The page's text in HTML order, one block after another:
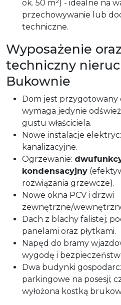
ok. 50 m²) - idealne na
przechowywanie lub
techniczne.
Wyposażenie
techniczny
Bukownie
Dom jest przygotowany
wymaga jedynie
gustu właściciela.
Nowe instalacje
kanalizacyjne.
Ogrzewanie:
kondensacyjny
rozwiązania grzewcze).
Nowe okna PCV i drzwi
zewnętrzne/
Dach z blachy falistej;
panelami oraz płytkami.
Napęd do bramy
wygodę i
Dwa budynki
parkingowe na posesji;
wyłożona kostką